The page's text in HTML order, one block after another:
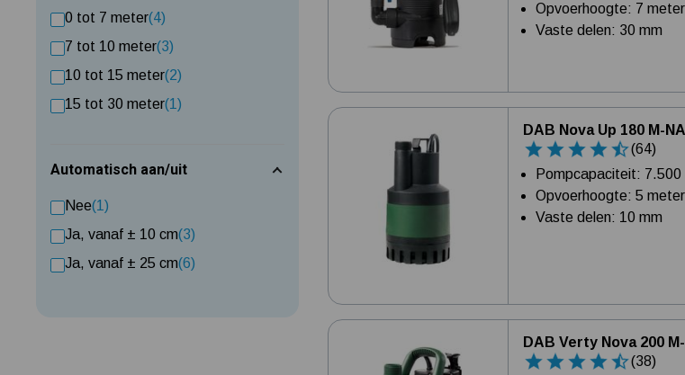
0 tot 7 meter(4)
7 tot 10 meter(3)
10 tot 15 meter(2)
15 tot 30 meter(1)
Automatisch aan/uit
Nee(1)
Ja, vanaf ± 10 cm(3)
Ja, vanaf ± 25 cm(6)
Opvoerhoogte: 7 meter
Vaste delen: 30 mm
DAB Nova Up 180 M-NA
(64)
Pompcapaciteit: 7.500
Opvoerhoogte: 5 meter
Vaste delen: 10 mm
DAB Verty Nova 200
(38)